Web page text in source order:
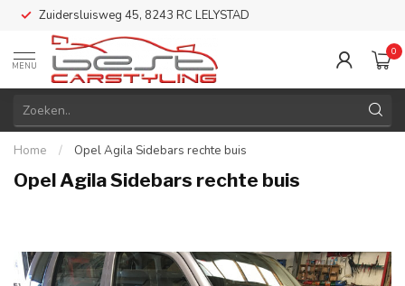
Zuidersluisweg 45, 8243 RC LELYSTAD
MENU
0
Home / Opel Agila Sidebars rechte buis
Opel Agila Sidebars rechte buis